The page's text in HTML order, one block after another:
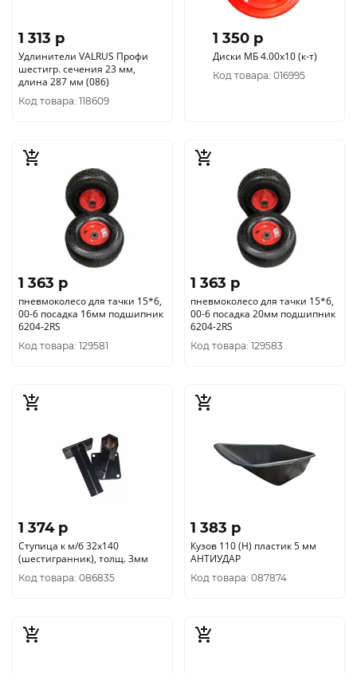
1 313 p
Удлинители VALRUS Профи
шестигр. сечения 23 мм,
длина 287 мм (086)
Код товара: 118609
1 350 p
Диски МБ 4.00х10 (к-т)
Код товара: 016995
1 363 p
пневмоколесо для тачки 15*6,
00-6 посадка 16мм подшипник
6204-2RS
Код товара: 129581
1 363 p
пневмоколесо для тачки 15*6,
00-6 посадка 20мм подшипник
6204-2RS
Код товара: 129583
1 374 p
Ступица к м/б 32х140
(шестигранник), толщ. 3мм
Код товара: 086835
1 383 p
Кузов 110 (Н) пластик 5 мм
АНТИУДАР
Код товара: 087874